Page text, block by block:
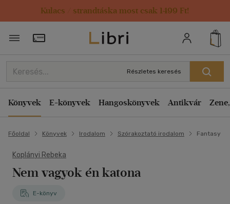
Kulacs / strandtáska most csak 1499 Ft!
Törzsvásárlói Kártya adatai
Részletes keresés
Könyvek E-könyvek Hangoskönyvek Antikvár
Főoldal Könyvek Irodalom Szórakoztató irodalom Fantasy
Koplányi Rebeka
Nem vagyok én katona
E-könyv